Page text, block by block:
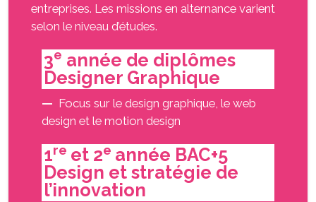
entreprises. Les missions en alternance varient
selon le niveau d’études.
3e année de diplômes
Designer Graphique
Focus sur le design graphique, le web
design et le motion design
1re et 2e année BAC+5
Design et stratégie de
l’innovation